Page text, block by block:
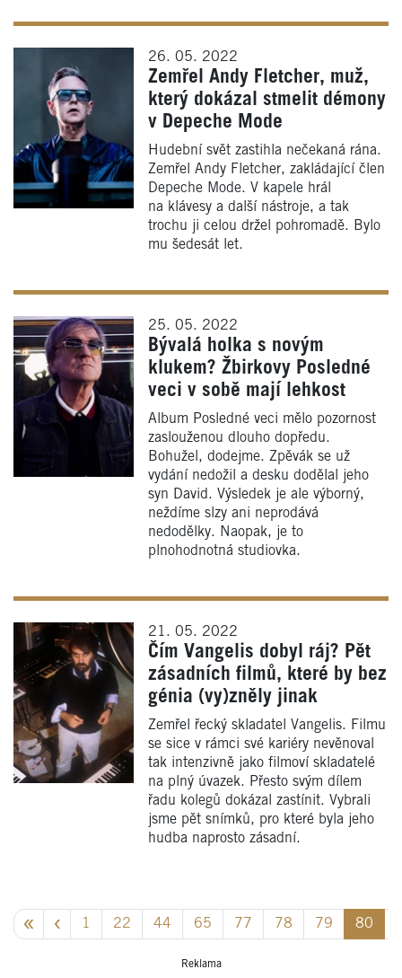
26. 05. 2022
Zemřel Andy Fletcher, muž,
který dokázal stmelit démony
v Depeche Mode
Hudební svět zastihla nečekaná rána.
Zemřel Andy Fletcher, zakládající člen
Depeche Mode. V kapele hrál
na klávesy a další nástroje, a tak
trochu ji celou držel pohromadě. Bylo
mu šedesát let.
25. 05. 2022
Bývalá holka s novým
klukem? Žbirkovy Posledné
veci v sobě mají lehkost
Album Posledné veci mělo pozornost
zaslouženou dlouho dopředu.
Bohužel, dodejme. Zpěvák se už
vydání nedožil a desku dodělal jeho
syn David. Výsledek je ale výborný,
neždíme slzy ani neprodává
nedodělky. Naopak, je to
plnohodnotná studiovka.
21. 05. 2022
Čím Vangelis dobyl ráj? Pět
zásadních filmů, které by bez
génia (vy)zněly jinak
Zemřel řecký skladatel Vangelis. Filmu
se sice v rámci své kariéry nevěnoval
tak intenzivně jako filmoví skladatelé
na plný úvazek. Přesto svým dílem
řadu kolegů dokázal zastínit. Vybrali
jsme pět snímků, pro které byla jeho
hudba naprosto zásadní.
1 22 44 65 77 78 79 80
Reklama